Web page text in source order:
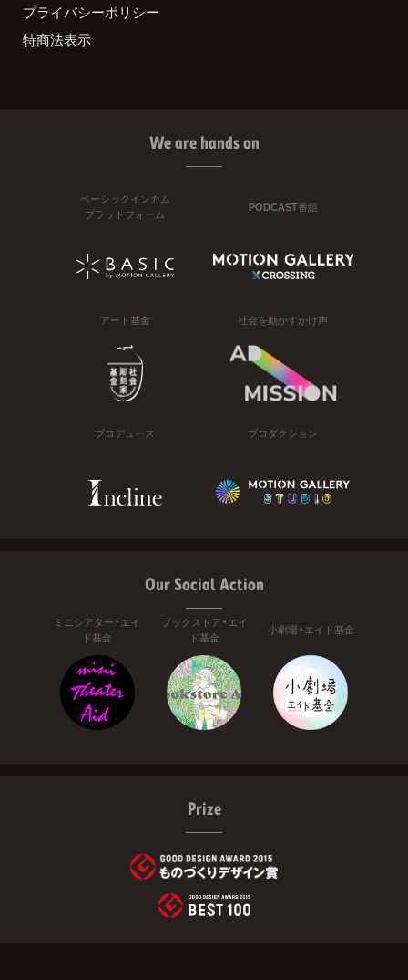
プライバシーポリシー
特商法表示
We are hands on
ベーシックインカム
プラットフォーム
PODCAST番組
アート基金 社会を動かすかけ声
プロデュース プロダクション
Our Social Action
ミニシアター・エイ
ド基金
ブックストア・エイ
ド基金
小劇場・エイド基金
Prize